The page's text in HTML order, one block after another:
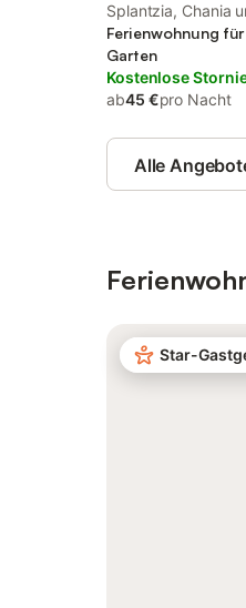
Splantzia, Chania
Ferienwohnung
Garten
Kostenlose
ab45 €pro Nacht
Alle
Star-